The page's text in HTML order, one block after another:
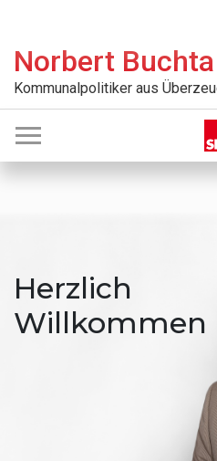
springen
main
content
springen
springen
Norbert Buchta
Kommunalpolitiker aus
Herzlich
Willkommen